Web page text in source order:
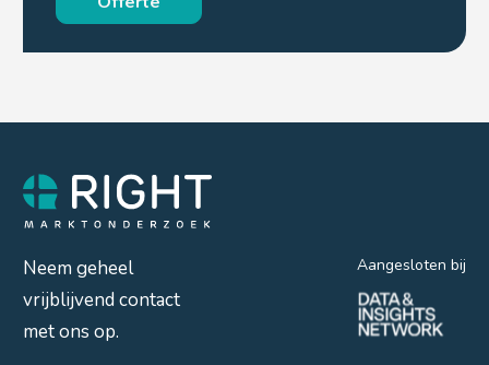
Neem geheel
vrijblijvend contact
met ons op.
Aangesloten bij